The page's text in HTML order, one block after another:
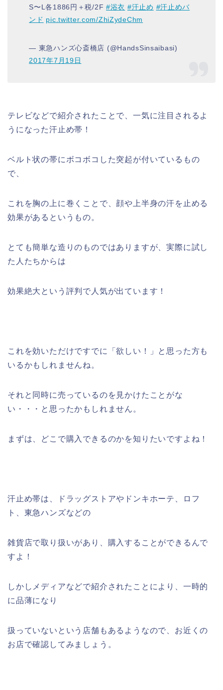
S〜L各1886円＋税/2F #浴衣 #汗止め #汗止めバ
ンド pic.twitter.com/ZhiZydeChm
— 東急ハンズ心斎橋店 (@HandsSinsaibasi)
2017年7月19日
テレビなどで紹介されたことで、一気に注目されるよ
うになった汗止め帯！
ベルト状の帯にボコボコした突起が付いているもの
で、
これを胸の上に巻くことで、顔や上半身の汗を止める
効果があるというもの。
とても簡単な造りのものではありますが、実際に試し
た人たちからは
効果絶大という評判で人気が出ています！
これを効いただけですでに「欲しい！」と思った方も
いるかもしれませんね。
それと同時に売っているのを見かけたことがな
い・・・と思ったかもしれません。
まずは、どこで購入できるのかを知りたいですよね！
汗止め帯は、ドラッグストアやドンキホーテ、ロフ
ト、東急ハンズなどの
雑貨店で取り扱いがあり、購入することができるんで
すよ！
しかしメディアなどで紹介されたことにより、一時的
に品薄になり
扱っていないという店舗もあるようなので、お近くの
お店で確認してみましょう。